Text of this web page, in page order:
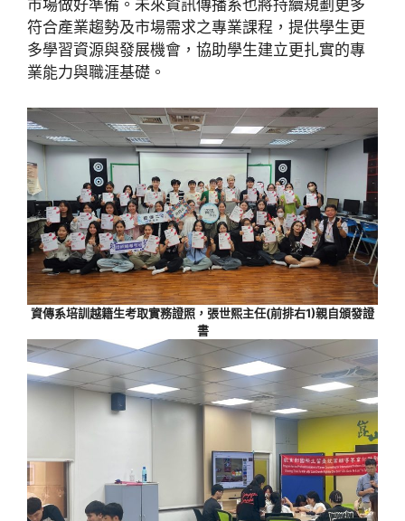
市場做好準備。未來資訊傳播系也將持續規劃更多
符合產業趨勢及市場需求之專業課程，提供學生更
多學習資源與發展機會，協助學生建立更扎實的專
業能力與職涯基礎。
資傳系培訓越籍生考取實務證照，張世熙主任(前排右1)親自頒發證
書